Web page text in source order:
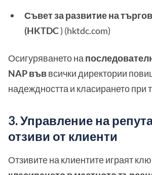
Съвет за развитие на
(HKTDC) (hktdc.com)
Осигуряването на
NAP въввсички директории
надеждността и класирането при
3. Управление на
отзиви от клиенти
Отзивите на клиентите играят